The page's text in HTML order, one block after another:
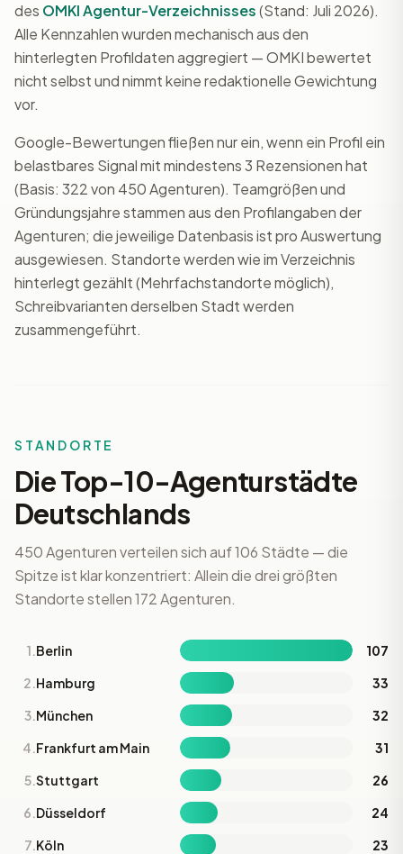
des OMKI Agentur-Verzeichnisses(Stand: Juli 2026).
Alle Kennzahlen wurden mechanisch aus den
hinterlegten Profildaten aggregiert — OMKI bewertet
nicht selbst und nimmt keine redaktionelle Gewichtung
vor.
Google-Bewertungen fließen nur ein, wenn ein Profil ein
belastbares Signal mit mindestens 3 Rezensionen hat
(Basis: 322 von 450 Agenturen). Teamgrößen und
Gründungsjahre stammen aus den Profilangaben der
Agenturen; die jeweilige Datenbasis ist pro Auswertung
ausgewiesen. Standorte werden wie im Verzeichnis
hinterlegt gezählt (Mehrfachstandorte möglich),
Schreibvarianten derselben Stadt werden
zusammengeführt.
STANDORTE
Die Top-10-Agenturstädte
Deutschlands
450 Agenturen verteilen sich auf 106 Städte — die
Spitze ist klar konzentriert: Allein die drei größten
Standorte stellen 172 Agenturen.
1.Berlin
107
2.Hamburg
33
3.München
32
4.Frankfurt am Main
31
5.Stuttgart
26
6.Düsseldorf
24
7.Köln
23